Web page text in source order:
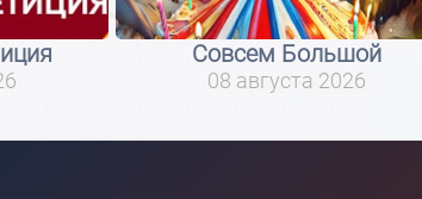
Совсем Большой
08 августа 2026